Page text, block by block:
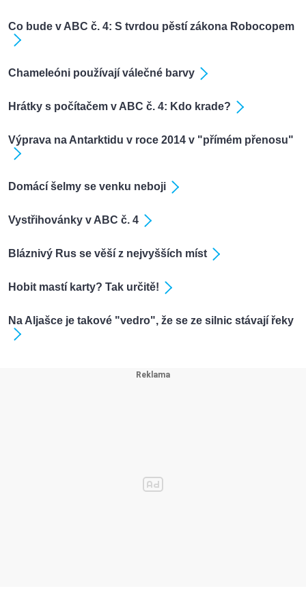
Co bude v ABC č. 4: S tvrdou pěstí zákona Robocopem
Chameleóni používají válečné barvy
Hrátky s počítačem v ABC č. 4: Kdo krade?
Výprava na Antarktidu v roce 2014 v "přímém přenosu"
Domácí šelmy se venku neboji
Vystřihovánky v ABC č. 4
Bláznivý Rus se věší z nejvyšších míst
Hobit mastí karty? Tak určitě!
Na Aljašce je takové "vedro", že se ze silnic stávají řeky